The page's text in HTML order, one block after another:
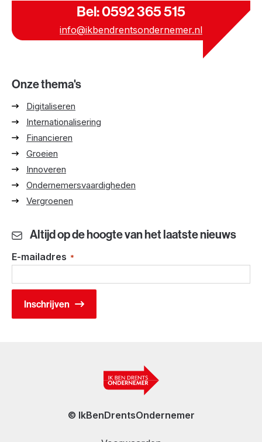
Bel: 0592 365 515
info@ikbendrentsondernemer.nl
Onze thema's
Digitaliseren
Internationalisering
Financieren
Groeien
Innoveren
Ondernemersvaardigheden
Vergroenen
Altijd op de hoogte van het laatste nieuws
E-mailadres *
© IkBenDrentsOndernemer